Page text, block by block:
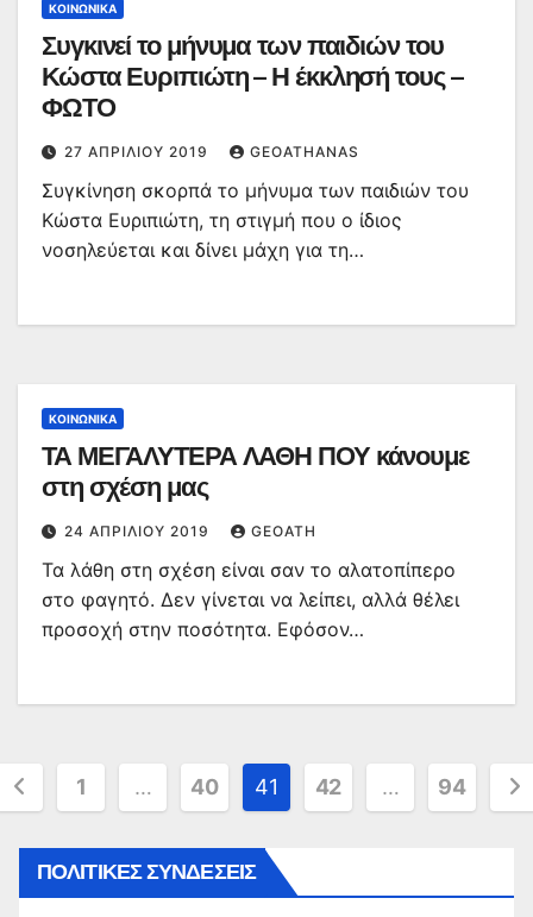
ΚΟΙΝΩΝΙΚΆ
Συγκινεί το μήνυμα των παιδιών του
Κώστα Ευριπιώτη – Η έκκλησή τους –
ΦΩΤΟ
27 ΑΠΡΙΛΊΟΥ 2019 GEOATHANAS
Συγκίνηση σκορπά το μήνυμα των παιδιών του
Κώστα Ευριπιώτη, τη στιγμή που ο ίδιος
νοσηλεύεται και δίνει μάχη για τη…
ΚΟΙΝΩΝΙΚΆ
ΤΑ ΜΕΓΑΛΥΤΕΡΑ ΛΑΘΗ ΠΟΥ κάνουμε
στη σχέση μας
24 ΑΠΡΙΛΊΟΥ 2019 GEOATH
Τα λάθη στη σχέση είναι σαν το αλατοπίπερο
στο φαγητό. Δεν γίνεται να λείπει, αλλά θέλει
προσοχή στην ποσότητα. Εφόσον…
1 … 40 41 42 … 94
ΠΟΛΙΤΙΚΕΣ ΣΥΝΔΕΣΕΙΣ